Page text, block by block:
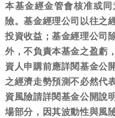
本基金經金管會核准或
險。基金經理公司以往之
投資收益；基金經理公司
外，不負責本基金之盈虧
資人申購前應詳閱基金公
之經濟走勢預測不必然代
資風險請詳閱基金公開說
場部分，因其波動性與風